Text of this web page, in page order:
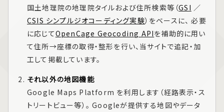
国土地理院の地理院タイルおよび住所検索等（GSI ／
CSIS シンプルジオコーディング実験）をベースに、 必要
に応じてOpenCage Geocoding APIを補助的に用い
て住所→座標の取得・整形を行い、当サイトで追記・加
工して掲載しています。
それ以外の地図機能
Google Maps Platform を利用します（経路表示・ス
トリートビュー等）。 Googleが提供する地図やデータ